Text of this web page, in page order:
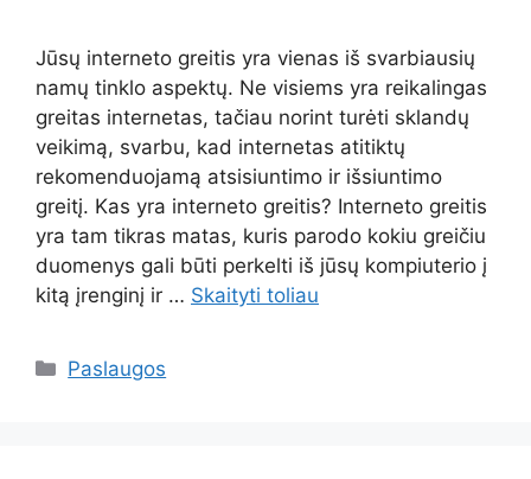
Jūsų interneto greitis yra vienas iš svarbiausių
namų tinklo aspektų. Ne visiems yra reikalingas
greitas internetas, tačiau norint turėti sklandų
veikimą, svarbu, kad internetas atitiktų
rekomenduojamą atsisiuntimo ir išsiuntimo
greitį. Kas yra interneto greitis? Interneto greitis
yra tam tikras matas, kuris parodo kokiu greičiu
duomenys gali būti perkelti iš jūsų kompiuterio į
kitą įrenginį ir … Skaityti toliau
Kategorijos
Paslaugos